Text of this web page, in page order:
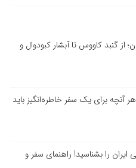
از گنبد کاووس تا آبشار کبودوال و
هر آنچه برای یک سفر خاطره‌انگیز باید
را بشناسید! راهنمای سفر و